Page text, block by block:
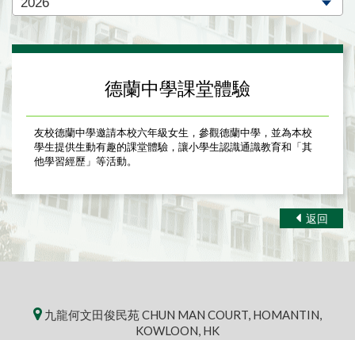
德蘭中學課堂體驗
友校德蘭中學邀請本校六年級女生，參觀德蘭中學，並為本校
學生提供生動有趣的課堂體驗，讓小學生認識通識教育和「其
他學習經歷」等活動。
返回
九龍何文田俊民苑 CHUN MAN COURT, HOMANTIN,
KOWLOON, HK